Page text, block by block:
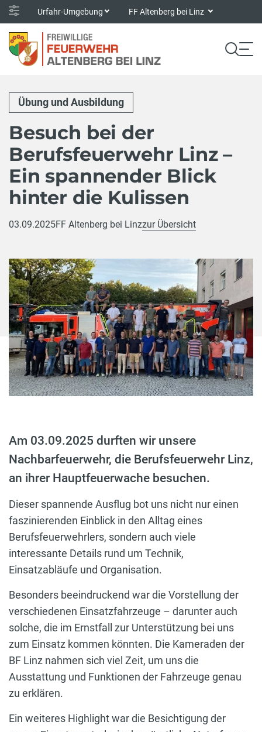
Urfahr-Umgebung FF Altenberg bei Linz
Übung und Ausbildung
Besuch bei der
Berufsfeuerwehr Linz –
Ein spannender Blick
hinter die Kulissen
03.09.2025FF Altenberg bei Linzzur Übersicht
Am 03.09.2025 durften wir unsere
Nachbarfeuerwehr, die Berufsfeuerwehr Linz,
an ihrer Hauptfeuerwache besuchen.
Dieser spannende Ausflug bot uns nicht nur einen
faszinierenden Einblick in den Alltag eines
Berufsfeuerwehrlers, sondern auch viele
interessante Details rund um Technik,
Einsatzabläufe und Organisation.
Besonders beeindruckend war die Vorstellung der
verschiedenen Einsatzfahrzeuge – darunter auch
solche, die im Ernstfall zur Unterstützung bei uns
zum Einsatz kommen könnten. Die Kameraden der
BF Linz nahmen sich viel Zeit, um uns die
Ausstattung und Funktionen der Fahrzeuge genau
zu erklären.
Ein weiteres Highlight war die Besichtigung der